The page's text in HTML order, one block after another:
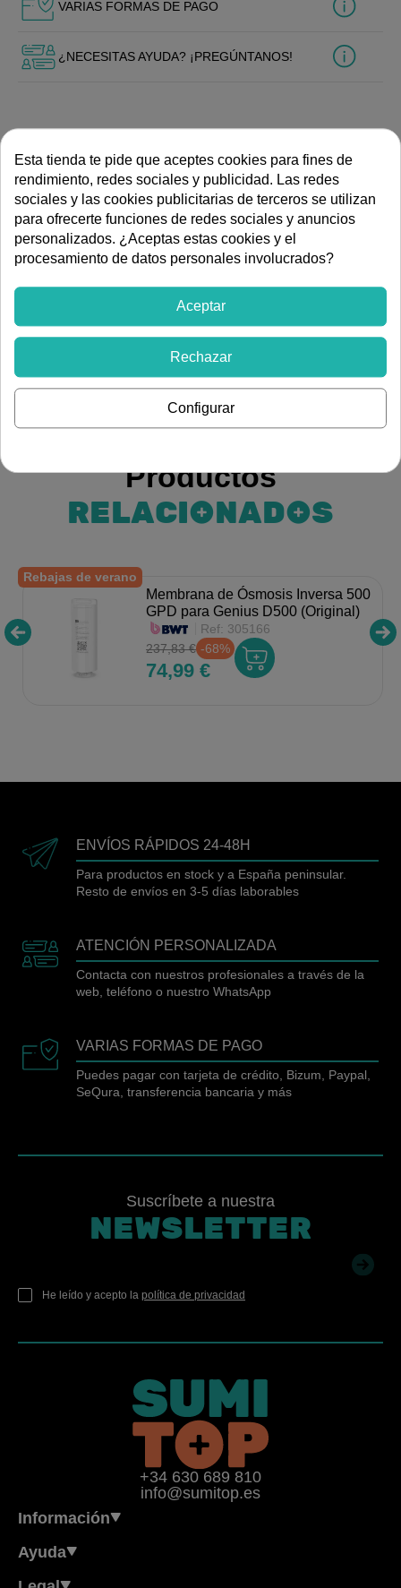
VARIAS FORMAS DE PAGO
¿NECESITAS AYUDA? ¡PREGÚNTANOS!
DESCRIPCIÓN
Kit que incluye los 3 cartuchos de reemplazo esenciales
para el equipo CIRCLE: Prefiltro Sedimentos 11" 20µm
Easy-Twist, Prefiltro Neo-Sense 11" Easy-Twist, y Posfiltro
Carbón 11" Easy-Twist. Sistema de instalación cómodo y
Productos
RELACIONADOS
Rebajas de verano
Membrana de Ósmosis Inversa 500
GPD para Genius D500 (Original)
Ref: 305166
237,83 € -68%
74,99 €
ENVÍOS RÁPIDOS 24-48H
Para productos en stock y a España peninsular.
Resto de envíos en 3-5 días laborables
ATENCIÓN PERSONALIZADA
Contacta con nuestros profesionales a través de la
web, teléfono o nuestro WhatsApp
VARIAS FORMAS DE PAGO
Puedes pagar con tarjeta de crédito, Bizum, Paypal,
SeQura, transferencia bancaria y más
Suscríbete a nuestra
NEWSLETTER
He leído y acepto la política de privacidad
+34 630 689 810
info@sumitop.es
Información
Ayuda
Esta tienda te pide que aceptes cookies para fines de
rendimiento, redes sociales y publicidad. Las redes
sociales y las cookies publicitarias de terceros se utilizan
para ofrecerte funciones de redes sociales y anuncios
personalizados. ¿Aceptas estas cookies y el
procesamiento de datos personales involucrados?
Aceptar
Rechazar
Configurar